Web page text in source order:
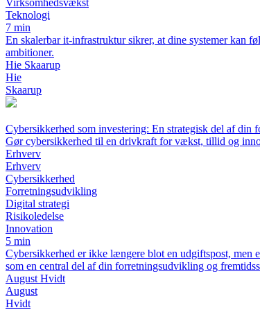
Virksomhedsvækst
Teknologi
7 min
En skalerbar it-infrastruktur sikrer, at dine systemer kan
ambitioner.
Hie Skaarup
Hie
Skaarup
Cybersikkerhed som investering: En strategisk del af din
Gør cybersikkerhed til en drivkraft for vækst, tillid og
Erhverv
Erhverv
Cybersikkerhed
Forretningsudvikling
Digital strategi
Risikoledelse
Innovation
5 min
Cybersikkerhed er ikke længere blot en udgiftspost, men
som en central del af din forretningsudvikling og
August Hvidt
August
Hvidt